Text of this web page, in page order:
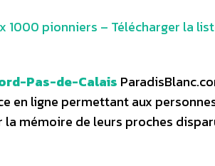
1000 pionniers – Télécharger la
Pas-de-Calais
en ligne permettant aux
mémoire de leurs proches